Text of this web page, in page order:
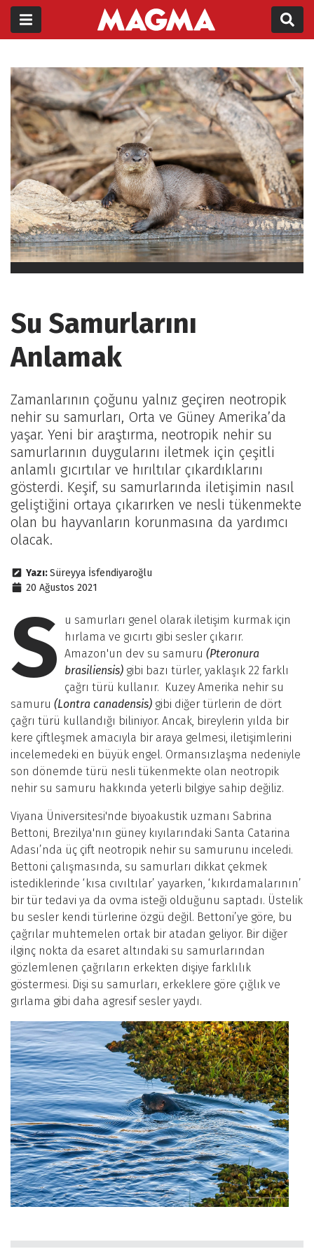
Su Samurlarını
Anlamak
Zamanlarının çoğunu yalnız geçiren neotropik
nehir su samurları, Orta ve Güney Amerika’da
yaşar. Yeni bir araştırma, neotropik nehir su
samurlarının duygularını iletmek için çeşitli
anlamlı gıcırtılar ve hırıltılar çıkardıklarını
gösterdi. Keşif, su samurlarında iletişimin nasıl
geliştiğini ortaya çıkarırken ve nesli tükenmekte
olan bu hayvanların korunmasına da yardımcı
olacak.
Yazı:Süreyya İsfendiyaroğlu
20 Ağustos 2021
S
u samurları genel olarak iletişim kurmak için
hırlama ve gıcırtı gibi sesler çıkarır.
Amazon'un dev su samuru (Pteronura
brasiliensis) gibi bazı türler, yaklaşık 22 farklı
çağrı türü kullanır. Kuzey Amerika nehir su
samuru (Lontra canadensis) gibi diğer türlerin de dört
çağrı türü kullandığı biliniyor. Ancak, bireylerin yılda bir
kere çiftleşmek amacıyla bir araya gelmesi, iletişimlerini
incelemedeki en büyük engel. Ormansızlaşma nedeniyle
son dönemde türü nesli tükenmekte olan neotropik
nehir su samuru hakkında yeterli bilgiye sahip değiliz.
Viyana Üniversitesi'nde biyoakustik uzmanı Sabrina
Bettoni, Brezilya'nın güney kıyılarındaki Santa Catarina
Adası’nda üç çift neotropik nehir su samurunu inceledi.
Bettoni çalışmasında, su samurları dikkat çekmek
istediklerinde ‘kısa cıvıltılar’ yayarken, ‘kıkırdamalarının’
bir tür tedavi ya da ovma isteği olduğunu saptadı. Üstelik
bu sesler kendi türlerine özgü değil. Bettoni’ye göre, bu
çağrılar muhtemelen ortak bir atadan geliyor. Bir diğer
ilginç nokta da esaret altındaki su samurlarından
gözlemlenen çağrıların erkekten dişiye farklılık
göstermesi. Dişi su samurları, erkeklere göre çığlık ve
gırlama gibi daha agresif sesler yaydı.